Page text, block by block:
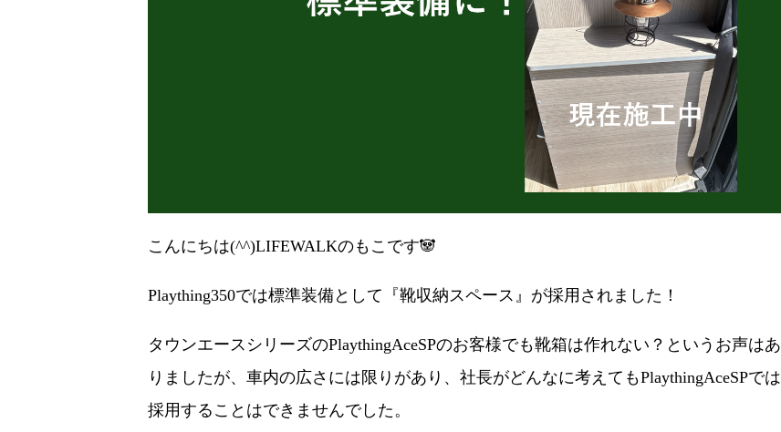
こんにちは(^^)LIFEWALKのもこです🐼
Plaything350では標準装備として『靴収納スペース』が採用されました！
タウンエースシリーズのPlaythingAceSPのお客様でも靴箱は作れない？というお声はあ
りましたが、車内の広さには限りがあり、社長がどんなに考えてもPlaythingAceSPでは
採用することはできませんでした。